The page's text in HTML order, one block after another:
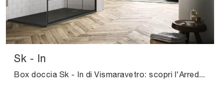
Sk - In
Box doccia Sk - In di Vismaravetro: scopri l'Arredo Bagno in vetro design e arreda il tuo bagno.